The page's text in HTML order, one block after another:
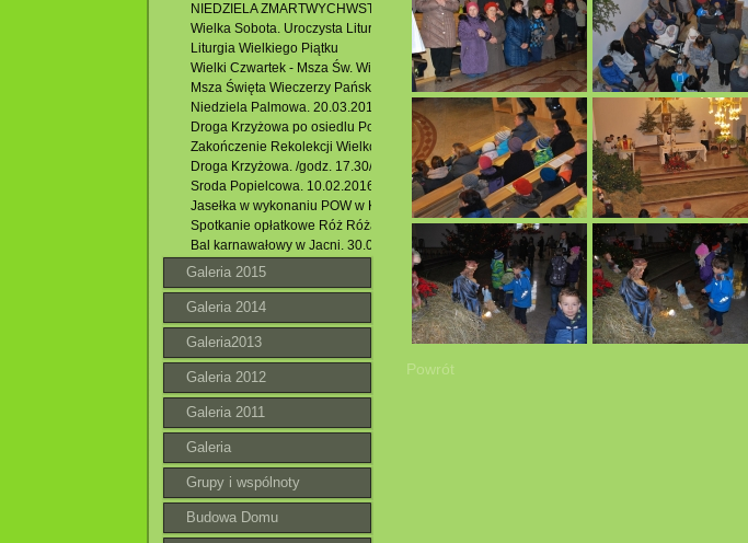
NIEDZIELA ZMARTWYCHWSTANIA Rezurekcja
Wielka Sobota. Uroczysta Liturgia Wigilii Paschalnej
Liturgia Wielkiego Piątku
Wielki Czwartek - Msza Św. Wieczerzy Pańskiej
Msza Święta Wieczerzy Pańskiej
Niedziela Palmowa. 20.03.2016 r.
Droga Krzyżowa po osiedlu Podzamek. 18.03.2016 r.
Zakończenie Rekolekcji Wielkopostnych. /godz.11.00/
Droga Krzyżowa. /godz. 17.30/
Sroda Popielcowa. 10.02.2016 r.
Jasełka w wykonaniu POW w Krasnobrodzie.
Spotkanie opłatkowe Róż Różańcowych . 02.01.2016 r.
Bal karnawałowy w Jacni. 30.01.2016 r.
Galeria 2015
Galeria 2014
Galeria2013
Galeria 2012
Galeria 2011
Galeria
Grupy i wspólnoty
Budowa Domu
Powrót